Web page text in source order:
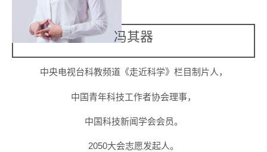
冯其器
中央电视台科教频道《走近科学》栏目制片人，
中国青年科技工作者协会理事，
中国科技新闻学会会员。
2050大会志愿发起人。